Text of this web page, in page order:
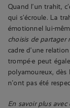
Quand l’un trahit,
qui s’écroule. La
émotionnel lui-
choisis de
cadre d’une
trompé·e peut
polyamoureux, dès
n’ont pas été
En savoir plus avec